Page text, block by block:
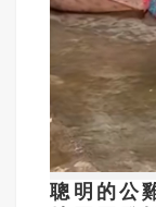
聰明的公